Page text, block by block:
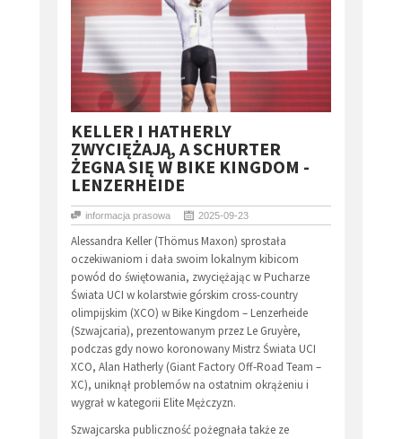
KELLER I HATHERLY
ZWYCIĘŻAJĄ, A SCHURTER
ŻEGNA SIĘ W BIKE KINGDOM -
LENZERHEIDE
informacja prasowa 2025-09-23
Alessandra Keller (Thömus Maxon) sprostała
oczekiwaniom i dała swoim lokalnym kibicom
powód do świętowania, zwyciężając w Pucharze
Świata UCI w kolarstwie górskim cross-country
olimpijskim (XCO) w Bike Kingdom – Lenzerheide
(Szwajcaria), prezentowanym przez Le Gruyère,
podczas gdy nowo koronowany Mistrz Świata UCI
XCO, Alan Hatherly (Giant Factory Off-Road Team –
XC), uniknął problemów na ostatnim okrążeniu i
wygrał w kategorii Elite Mężczyzn.
Szwajcarska publiczność pożegnała także ze